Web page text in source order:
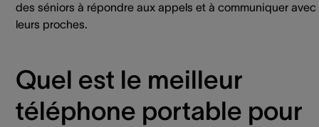
des séniors à répondre aux appels et à communiquer avec
leurs proches.
Quel est le meilleur
téléphone portable pour